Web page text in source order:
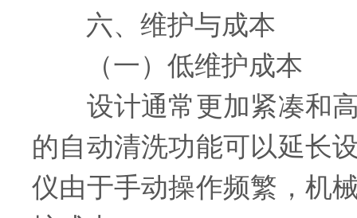
六、维护与成本
（一）低维护成本
设计通常更加紧凑和高
的自动清洗功能可以延长
仪由于手动操作频繁，机